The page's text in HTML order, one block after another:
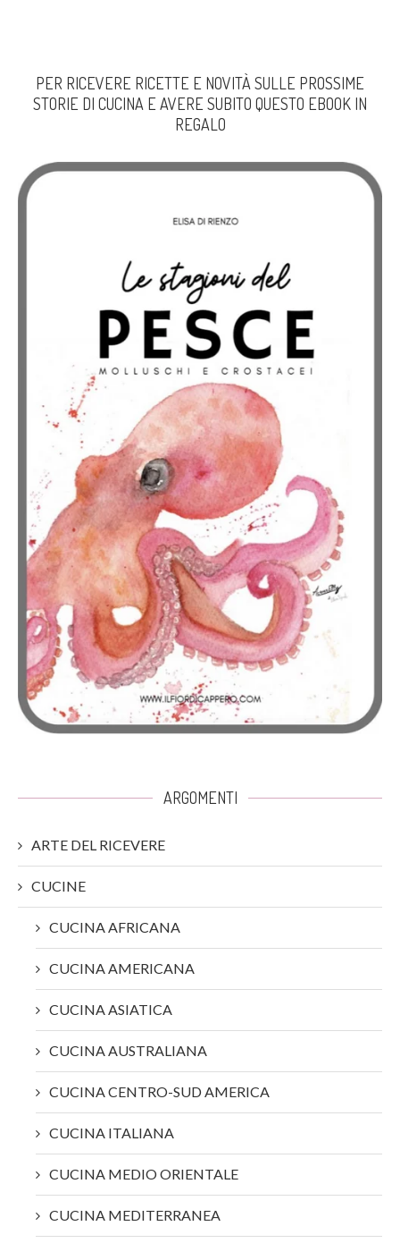
PER RICEVERE RICETTE E NOVITÀ SULLE PROSSIME
STORIE DI CUCINA E AVERE SUBITO QUESTO EBOOK IN
REGALO
ARGOMENTI
ARTE DEL RICEVERE
CUCINE
CUCINA AFRICANA
CUCINA AMERICANA
CUCINA ASIATICA
CUCINA AUSTRALIANA
CUCINA CENTRO-SUD AMERICA
CUCINA ITALIANA
CUCINA MEDIO ORIENTALE
CUCINA MEDITERRANEA